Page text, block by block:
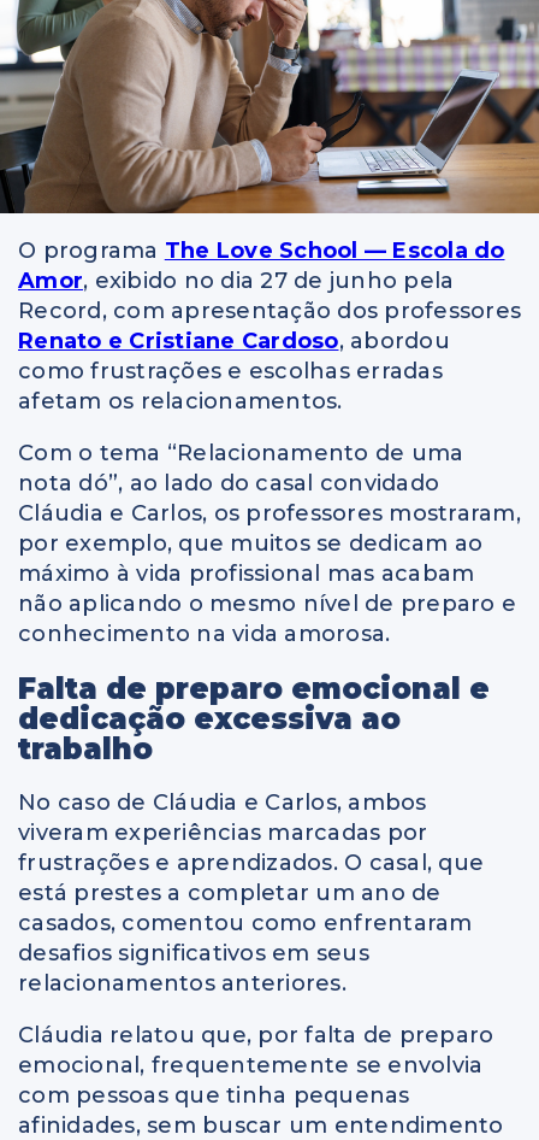
O programa The Love School — Escola do
Amor, exibido no dia 27 de junho pela
Record, com apresentação dos professores
Renato e Cristiane Cardoso, abordou
como frustrações e escolhas erradas
afetam os relacionamentos.
Com o tema “Relacionamento de uma
nota dó”, ao lado do casal convidado
Cláudia e Carlos, os professores mostraram,
por exemplo, que muitos se dedicam ao
máximo à vida profissional mas acabam
não aplicando o mesmo nível de preparo e
conhecimento na vida amorosa.
Falta de preparo emocional e
dedicação excessiva ao
trabalho
No caso de Cláudia e Carlos, ambos
viveram experiências marcadas por
frustrações e aprendizados. O casal, que
está prestes a completar um ano de
casados, comentou como enfrentaram
desafios significativos em seus
relacionamentos anteriores.
Cláudia relatou que, por falta de preparo
emocional, frequentemente se envolvia
com pessoas que tinha pequenas
afinidades, sem buscar um entendimento